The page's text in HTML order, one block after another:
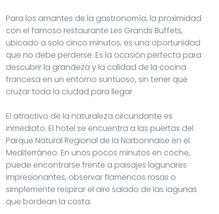
Para los amantes de la gastronomía, la proximidad
con el famoso restaurante Les Grands Buffets,
ubicado a solo cinco minutos, es una oportunidad
que no debe perderse. Es la ocasión perfecta para
descubrir la grandeza y la calidad de la cocina
francesa en un entorno suntuoso, sin tener que
cruzar toda la ciudad para llegar.
El atractivo de la naturaleza circundante es
inmediato. El hotel se encuentra a las puertas del
Parque Natural Regional de la Narbonnaise en el
Mediterráneo. En unos pocos minutos en coche,
puede encontrarse frente a paisajes lagunares
impresionantes, observar flamencos rosas o
simplemente respirar el aire salado de las lagunas
que bordean la costa.